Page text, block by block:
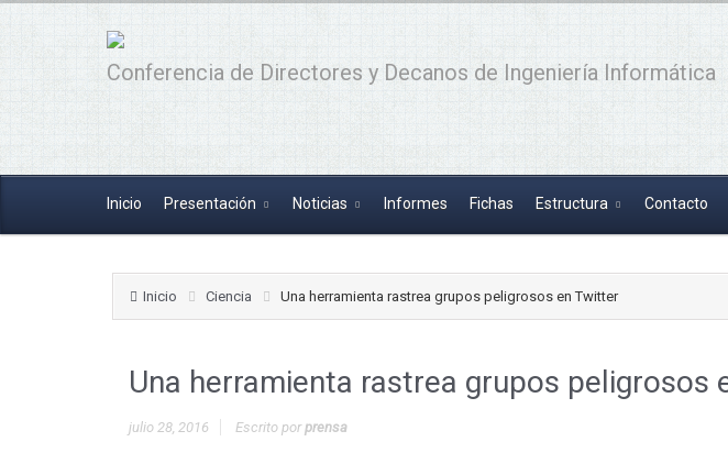
Conferencia de Directores y Decanos de Ingeniería Informática
Inicio Presentación Noticias Informes Fichas Estructura Contacto
Inicio Ciencia Una herramienta rastrea grupos peligrosos en Twitter
Una herramienta rastrea grupos peligrosos
julio 28, 2016 Escrito porprensa